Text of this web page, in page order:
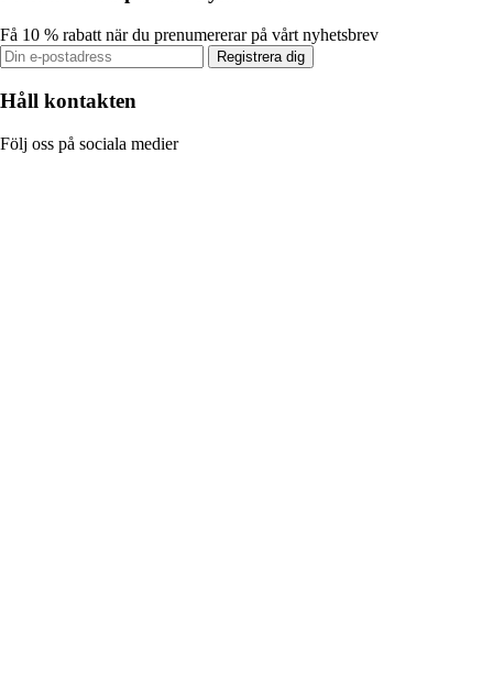
Få 10 % rabatt när du prenumererar på vårt nyhetsbrev
Registrera dig
Håll kontakten
Följ oss på sociala medier